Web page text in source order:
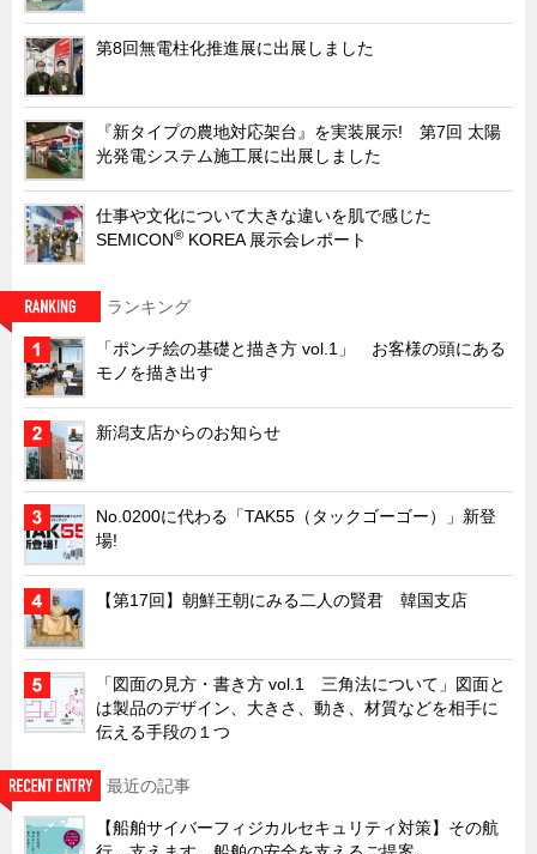
ビジサスニュース
ECOLOGY NEWS SCRAMBLE
わが街わが支店
支店所在地（歴史探訪）
ニッポン再発見
あれこれWATCH
こんなとき、どう言うの?
４コマ漫画 のんきなのんちゃん
CATEGORY タキゲンinfo.
お知らせ
展示会情報／出展告知
展示会情報／報告レポート
工場見学
海外出張
社外セミナー
タキゲンの歴史
110周年企画
タキゲン売上ランキング
展示トラック
タキスポ
タキ旅レポ
第8回無電柱化推進展に出展しました
『新タイプの農地対応架台』を実装展示! 第7回 太陽
光発電システム施工展に出展しました
仕事や文化について大きな違いを肌で感じた
SEMICON® KOREA 展示会レポート
ランキング
「ポンチ絵の基礎と描き方 vol.1」 お客様の頭にある
モノを描き出す
新潟支店からのお知らせ
No.0200に代わる「TAK55（タックゴーゴー）」新登
場!
【第17回】朝鮮王朝にみる二人の賢君 韓国支店
「図面の見方・書き方 vol.1 三角法について」図面と
は製品のデザイン、大きさ、動き、材質などを相手に
伝える手段の１つ
最近の記事
【船舶サイバーフィジカルセキュリティ対策】その航